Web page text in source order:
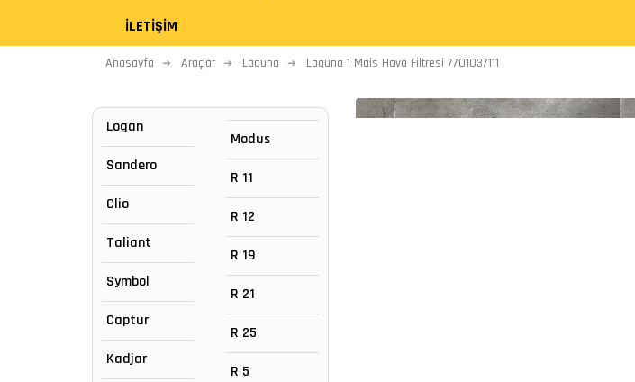
İLETIŞIM
Anasayfa Araçlar Laguna Laguna 1 Mais Hava Filtresi 7701037111
Logan
Sandero
Clio
Taliant
Symbol
Captur
Kadjar
Modus
R 11
R 12
R 19
R 21
R 25
R 5